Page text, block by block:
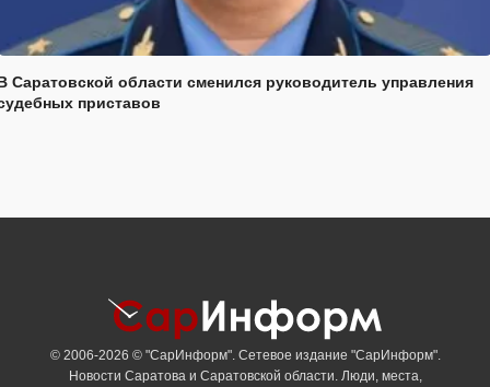
Саратовской области сменился руководитель управления
приставов
© 2006-2026 © "СарИнформ". Сетевое издание "СарИнформ".
Новости Саратова и Саратовской области. Люди, места,